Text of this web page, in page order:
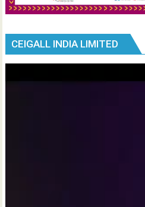
CEIGALL INDIA LIMITED